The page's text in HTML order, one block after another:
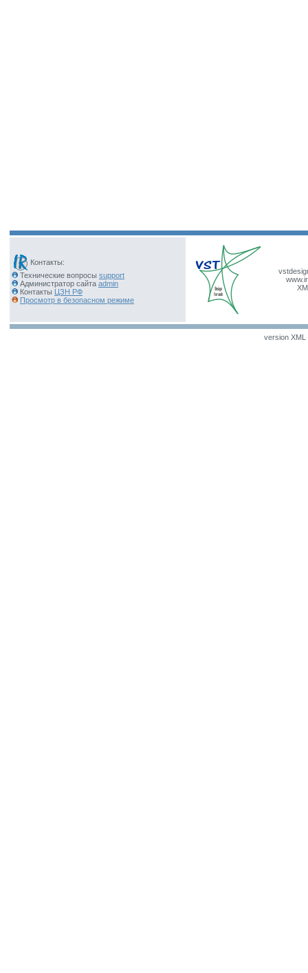
Контакты:
Технические вопросы support
Администратор сайта admin
Контакты ЦЗН РФ
Просмотр в безопасном режиме
version